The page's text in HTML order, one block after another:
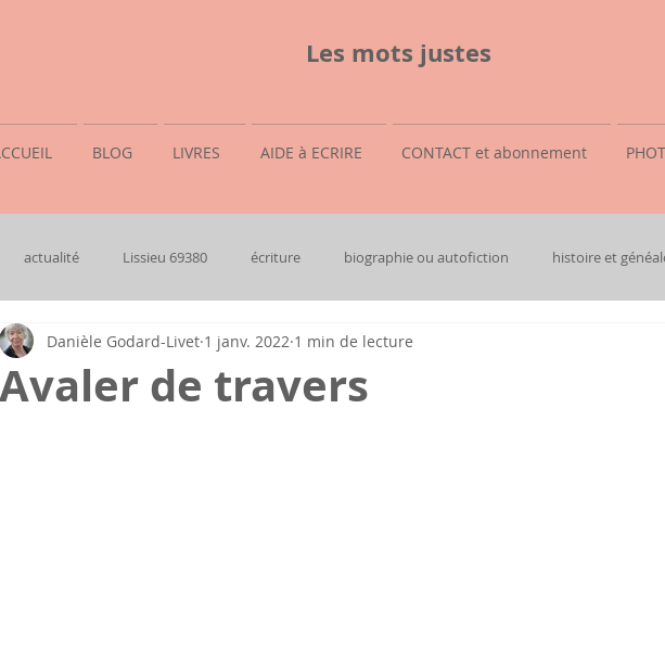
Les mots justes
BLOG LIVRES AIDE à ECRIRE CONTACT et abonnement
actualité Lissieu 69380 écriture biographie ou autofiction histoire et
familiale
Avaler de travers
Danièle Godard-Livet 1 janv. 2022 1 min de lecture